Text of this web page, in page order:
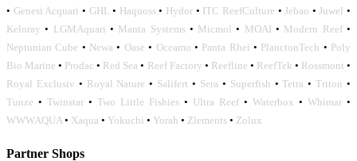
• Genesi Acquari • GHL • Haquoss• Hydor • ITC ReefCulture •Jebao •Juwel •
Keloray • LGMAquari • Manta Systems• Micmol • MOAI • Modern Reef•
Neptunian Cube • Newa • Oase • Oceamo • Panta Rhei • PlanctonTech • Poly
Bio Marine • Prodac • Red Sea • Reef Factory • Reefline • ReefTek • Rossmont •
Royal Exclusiv • Royal Nature • Salifert • Sera • Superfish •Tetra •Triton •
Tunze • Twinstar • Two Little Fishies • Ultra Reef • Waterbox • Whimar •
WWWAQUA• Xaqua • Yokuchi • Yorah • Zlements • Zolux
Partner Shops